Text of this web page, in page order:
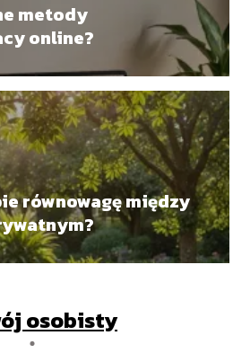
metody
online?
równowagę między
osobisty